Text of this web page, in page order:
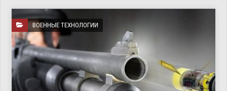
ВОЕННЫЕ ТЕХНОЛОГИИ